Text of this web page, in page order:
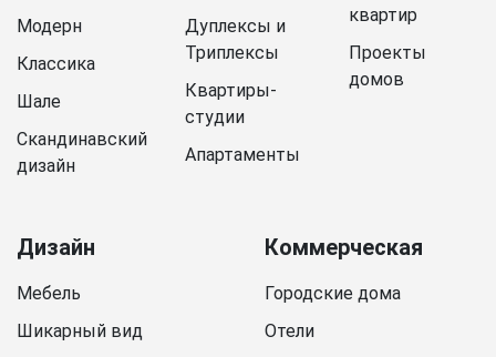
Модерн
Классика
Шале
Скандинавский
дизайн
Дуплексы и
Триплексы
Квартиры-
студии
Апартаменты
квартир
Проекты
домов
Дизайн
Мебель
Шикарный вид
Коммерческая
Городские дома
Отели